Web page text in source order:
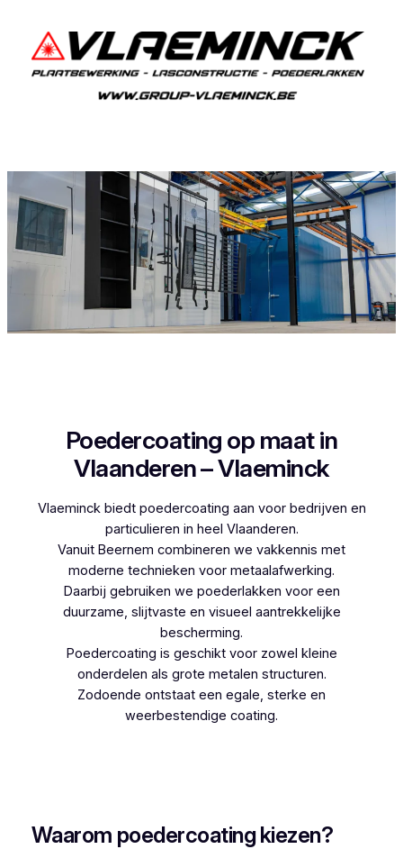
Poedercoating op maat in
Vlaanderen – Vlaeminck
Vlaeminck biedt poedercoating aan voor bedrijven en
particulieren in heel Vlaanderen.
Vanuit Beernem combineren we vakkennis met
moderne technieken voor metaalafwerking.
Daarbij gebruiken we poederlakken voor een
duurzame, slijtvaste en visueel aantrekkelijke
bescherming.
Poedercoating is geschikt voor zowel kleine
onderdelen als grote metalen structuren.
Zodoende ontstaat een egale, sterke en
weerbestendige coating.
Waarom poedercoating kiezen?